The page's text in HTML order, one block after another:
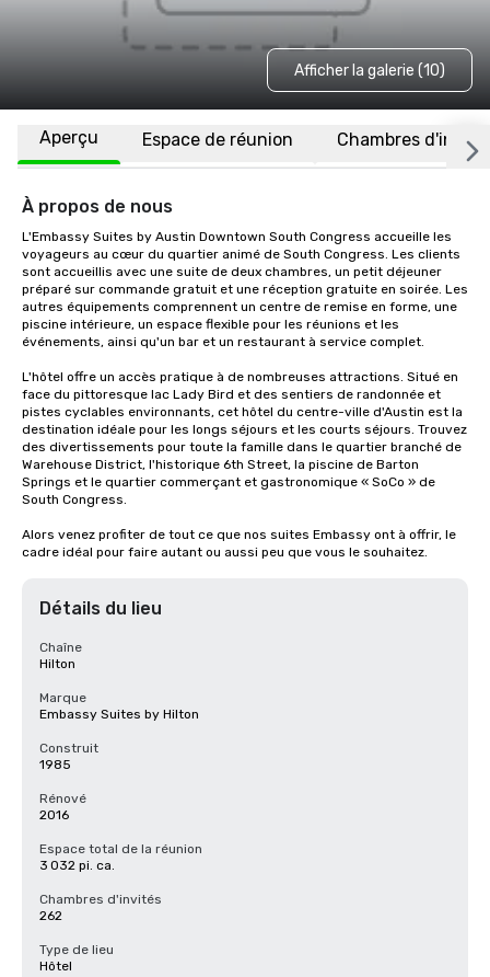
Afficher la galerie (10)
Aperçu Espace de réunion Chambres
À propos de nous
L'Embassy Suites by Austin Downtown South Congress accueille les
voyageurs au cœur du quartier animé de South Congress. Les clients
sont accueillis avec une suite de deux chambres, un petit déjeuner
préparé sur commande gratuit et une réception gratuite en soirée. Les
autres équipements comprennent un centre de remise en forme, une
piscine intérieure, un espace flexible pour les réunions et les
événements, ainsi qu'un bar et un restaurant à service complet.
L'hôtel offre un accès pratique à de nombreuses attractions. Situé en
face du pittoresque lac Lady Bird et des sentiers de randonnée et
pistes cyclables environnants, cet hôtel du centre-ville d'Austin est la
destination idéale pour les longs séjours et les courts séjours. Trouvez
des divertissements pour toute la famille dans le quartier branché de
Warehouse District, l'historique 6th Street, la piscine de Barton
Springs et le quartier commerçant et gastronomique « SoCo » de
South Congress.
Alors venez profiter de tout ce que nos suites Embassy ont à offrir, le
cadre idéal pour faire autant ou aussi peu que vous le souhaitez.
Détails du lieu
Chaîne
Hilton
Marque
Embassy Suites by Hilton
Construit
1985
Rénové
2016
Espace total de la réunion
3 032 pi. ca.
Chambres d'invités
262
Type de lieu
Hôtel